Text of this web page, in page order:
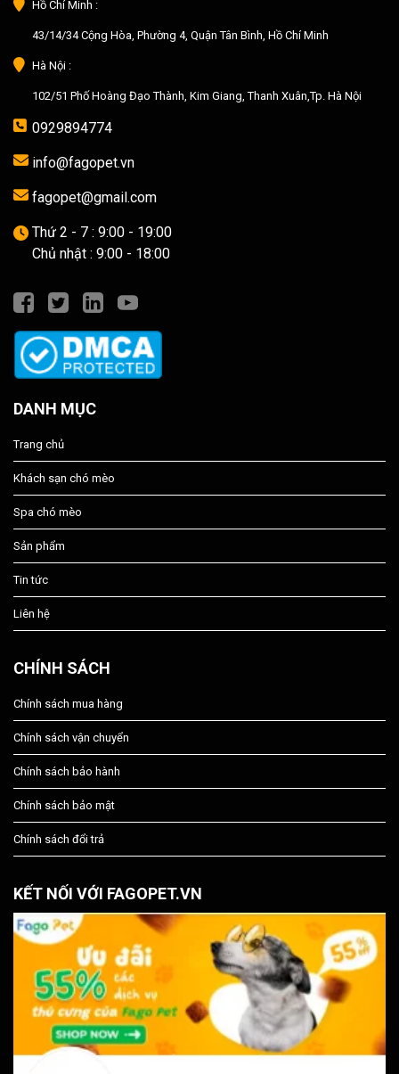
Hồ Chí Minh :
43/14/34 Cộng Hòa, Phường 4, Quận Tân Bình, Hồ Chí Minh
Hà Nội :
102/51 Phố Hoàng Đạo Thành, Kim Giang, Thanh Xuân,Tp. Hà Nội
0929894774
info@fagopet.vn
fagopet@gmail.com
Thứ 2 - 7 : 9:00 - 19:00
Chủ nhật : 9:00 - 18:00
DANH MỤC
Trang chủ
Khách sạn chó mèo
Spa chó mèo
Sản phẩm
Tin tức
Liên hệ
CHÍNH SÁCH
Chính sách mua hàng
Chính sách vận chuyển
Chính sách bảo hành
Chính sách bảo mật
Chính sách đổi trả
KẾT NỐI VỚI FAGOPET.VN